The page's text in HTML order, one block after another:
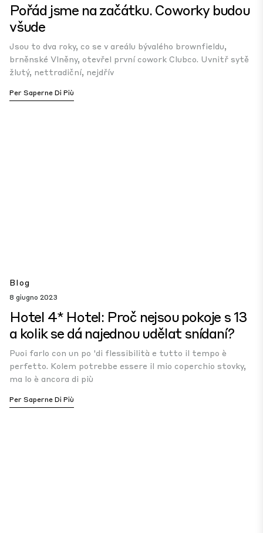
Pořád jsme na začátku. Coworky budou
všude
Jsou to dva roky, co se v areálu bývalého brownfieldu,
brněnské Vlněny, otevřel první cowork Clubco. Uvnitř sytě
žlutý, nettradiční, nejdřív
Per Saperne Di Più
Blog
8 giugno 2023
Hotel 4* Hotel: Proč nejsou pokoje s 13
a kolik se dá najednou udělat snídaní?
Puoi farlo con un po 'di flessibilità e tutto il tempo è
perfetto. Kolem potrebbe essere il mio coperchio stovky,
ma lo è ancora di più
Per Saperne Di Più